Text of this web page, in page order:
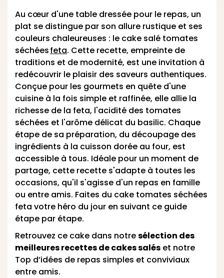
Au cœur d'une table dressée pour le repas, un
plat se distingue par son allure rustique et ses
couleurs chaleureuses : le cake salé tomates
séchéesfeta. Cette recette, empreinte de
traditions et de modernité, est une invitation à
redécouvrir le plaisir des saveurs authentiques.
Conçue pour les gourmets en quête d'une
cuisine à la fois simple et raffinée, elle allie la
richesse de la feta, l'acidité des tomates
séchées et l'arôme délicat du basilic. Chaque
étape de sa préparation, du découpage des
ingrédients à la cuisson dorée au four, est
accessible à tous. Idéale pour un moment de
partage, cette recette s'adapte à toutes les
occasions, qu'il s'agisse d'un repas en famille
ou entre amis. Faites du cake tomates séchées
feta votre héro du jour en suivant ce guide
étape par étape.
Retrouvez ce cake dans notresélection des
meilleures recettes de cakes salés et notre
Top d’idées de repas simples et conviviaux
entre amis.